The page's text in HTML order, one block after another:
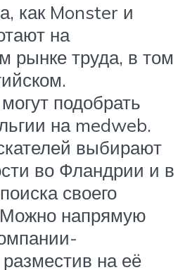
как Monster и
на
рынке труда, в том
подобрать
на medweb.
выбирают
во Фландрии и в
своего
Можно напрямую
на её